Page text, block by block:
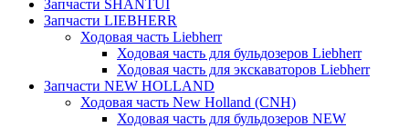
Запчасти SHANTUI
Запчасти LIEBHERR
Ходовая часть Liebherr
Ходовая часть для бульдозеров Liebherr
Ходовая часть для экскаваторов Liebherr
Запчасти NEW HOLLAND
Ходовая часть New Holland (CNH)
Ходовая часть для бульдозеров NEW